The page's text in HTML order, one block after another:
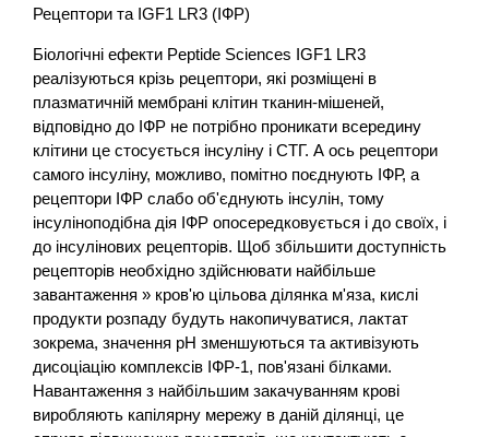
Рецептори та IGF1 LR3 (ІФР)
Біологічні ефекти Peptide Sciences IGF1 LR3
реалізуються крізь рецептори, які розміщені в
плазматичній мембрані клітин тканин-мішеней,
відповідно до ІФР не потрібно проникати всередину
клітини це стосується інсуліну і СТГ. А ось рецептори
самого інсуліну, можливо, помітно поєднують ІФР, а
рецептори ІФР слабо об'єднують інсулін, тому
інсуліноподібна дія ІФР опосередковується і до своїх, і
до інсулінових рецепторів. Щоб збільшити доступність
рецепторів необхідно здійснювати найбільше
завантаження » кров'ю цільова ділянка м'яза, кислі
продукти розпаду будуть накопичуватися, лактат
зокрема, значення pH зменшуються та активізують
дисоціацію комплексів ІФР-1, пов'язані білками.
Навантаження з найбільшим закачуванням крові
виробляють капілярну мережу в даній ділянці, це